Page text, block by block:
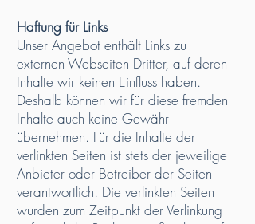
Haftung für Links
Unser Angebot enthält Links zu
externen Webseiten Dritter, auf deren
Inhalte wir keinen Einfluss haben.
Deshalb können wir für diese fremden
Inhalte auch keine Gewähr
übernehmen. Für die Inhalte der
verlinkten Seiten ist stets der jeweilige
Anbieter oder Betreiber der Seiten
verantwortlich. Die verlinkten Seiten
wurden zum Zeitpunkt der Verlinkung